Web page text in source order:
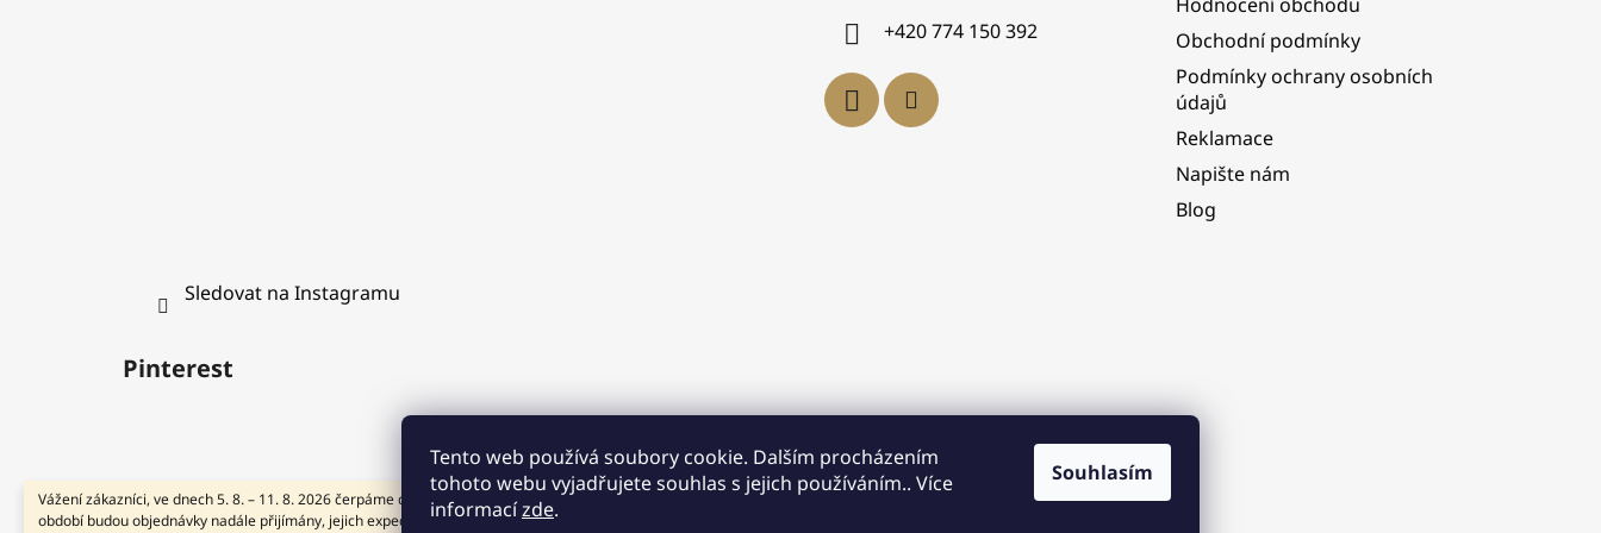
Tento web používá soubory cookie. Dalším procházením
tohoto webu vyjadřujete souhlas s jejich používáním.. Více
informacízde.
Souhlasím
Vážení zákazníci, ve dnech 5. 8. – 11. 8. 2026 čerpáme dovolenou. V tomto
období budou objednávky nadále přijímány, jejich expedice však bude dočasně
Sledovat na Instagramu
+420 774 150 392
Obchodní podmínky
Podmínky ochrany osobních
údajů
Reklamace
Napište nám
Blog
Pinterest